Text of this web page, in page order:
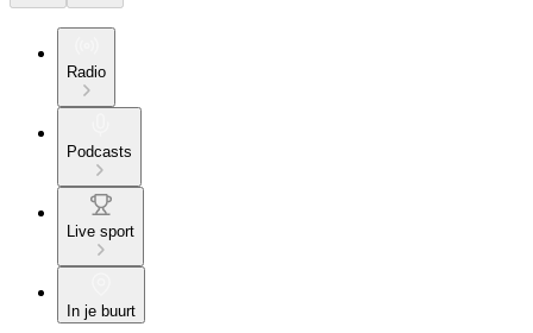
Radio
Podcasts
Live sport
In je buurt